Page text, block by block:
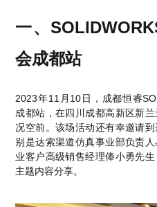
一、
会成都站
2023年11月10日，成都恒睿
成都站，在四川成都高新区新
况空前。该场活动还有幸邀请
别是达索渠道仿真事业部负责
业客户高级销售经理俸小勇先
主题内容分享。